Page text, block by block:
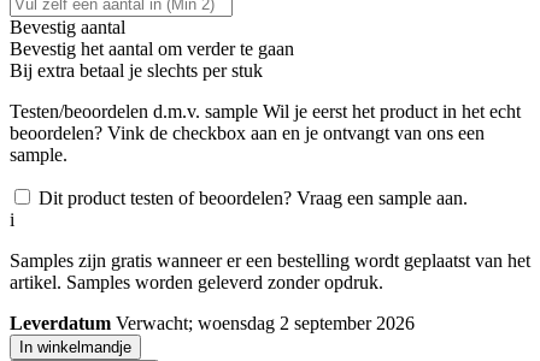
Bevestig aantal
Bevestig het aantal om verder te gaan
Bij extra betaal je slechts per stuk
Testen/beoordelen d.m.v. sample Wil je eerst het product in het echt
beoordelen? Vink de checkbox aan en je ontvangt van ons een
sample.
Dit product testen of beoordelen? Vraag een sample aan.
i
Samples zijn gratis wanneer er een bestelling wordt geplaatst van het
artikel. Samples worden geleverd zonder opdruk.
Leverdatum Verwacht; woensdag 2 september 2026
In winkelmandje